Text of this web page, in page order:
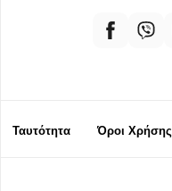
Ταυτότητα Όροι Χρήσης